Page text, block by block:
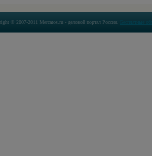
© 2007-2011 Mercatos.ru - деловой портал России. Бесплатные